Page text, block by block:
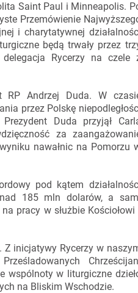
Saint Paul i Minneapolis.
Przemówienie
i charytatywnej
będą trwały przez
Rycerzy na czele
RP Andrzej Duda. W
przez Polskę
Duda przyjął
za
nawałnic na Pomorzu
pod kątem
185 mln dolarów, a
pracy w służbie Kościołowi
Z inicjatywy Rycerzy w
wspólnoty w liturgiczne
na Bliskim Wschodzie.